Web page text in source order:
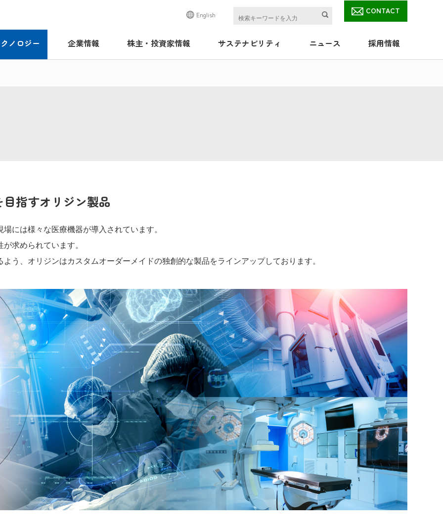
English CONTACT
ノロジー 企業情報 株主・投資家情報 サステナビリティ ニュース 採用情報
指すオリジン製品
には様々な医療機器が導入されています。
求められています。
う、オリジンはカスタムオーダーメイドの独創的な製品をラインアップしております。